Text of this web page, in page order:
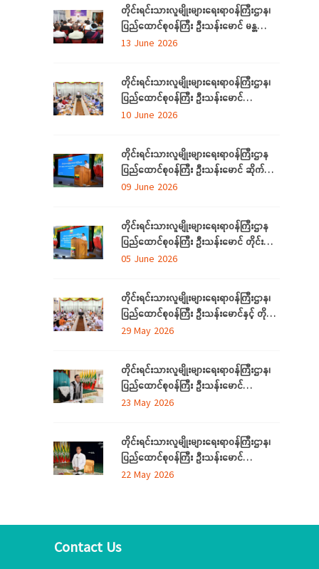
တိုင်းရင်းသားလူမျိုးများရေးရာဝန်ကြီးဌာန၊
ပြည်ထောင်စုဝန်ကြီး ဦးသန်းမောင် မန္တလေး
တိုင်းဒေသကြီးအတွင်းရှိ တိုင်းရင်းသားစာပေ
ဆွေးနွေး
13 June 2026
တိုင်းရင်းသားလူမျိုးများရေးရာဝန်ကြီးဌာန၊
ပြည်ထောင်စုဝန်ကြီး ဦးသန်းမောင်
ပြည်ထောင်စုနယ်မြေ နေပြည်တော်အတွင်းရှိ
အသင်းအဖွဲ့များနှင့် တွေ့ဆုံဆွေးနွေး
10 June 2026
တိုင်းရင်းသားလူမျိုးများရေးရာဝန်ကြီးဌာန
ပြည်ထောင်စုဝန်ကြီး ဦးသန်းမောင် ဆိုက်ဘာ
လုံခြုံရေး (Cyber Security) ဆိုင်ရာ
ရောက်
09 June 2026
တိုင်းရင်းသားလူမျိုးများရေးရာဝန်ကြီးဌာန
ပြည်ထောင်စုဝန်ကြီး ဦးသန်းမောင် တိုင်း
ဒေသကြီးနှင့် ပြည်နယ်များမှ
တိုင်းရင်းသားစာပေနှင့် ယဉ်ကျေးမှု
အသင်းအဖွဲ့ ကိုယ်စားလှယ်များအား တည်
ခင်းဧည့်ခံသည့် ဂုဏ်ပြုညစာစားပွဲသို့တက်
ရောက်
05 June 2026
တိုင်းရင်းသားလူမျိုးများရေးရာဝန်ကြီးဌာန၊
ပြည်ထောင်စုဝန်ကြီး ဦးသန်းမောင်နှင့် တိုင်း
ဒေသကြီးနှင့်ပြည်နယ် တိုင်းရင်းသား
အစည်းအဝေး ကျင်းပ
29 May 2026
တိုင်းရင်းသားလူမျိုးများရေးရာဝန်ကြီးဌာန၊
ပြည်ထောင်စုဝန်ကြီး ဦးသန်းမောင်
ကရင်ပြည်နယ် အတွင်းရှိ တိုင်းရင်းသား
တွေ့ဆုံဆွေးနွေး၊ ဝန်ထမ်းများနှင့်တွေ့ဆုံအမှာ
စကားပြောကြား
23 May 2026
တိုင်းရင်းသားလူမျိုးများရေးရာဝန်ကြီးဌာန၊
ပြည်ထောင်စုဝန်ကြီး ဦးသန်းမောင်
မွန်ပြည်နယ် အတွင်းရှိ တိုင်းရင်းသားစာပေ
22 May 2026
Contact Us